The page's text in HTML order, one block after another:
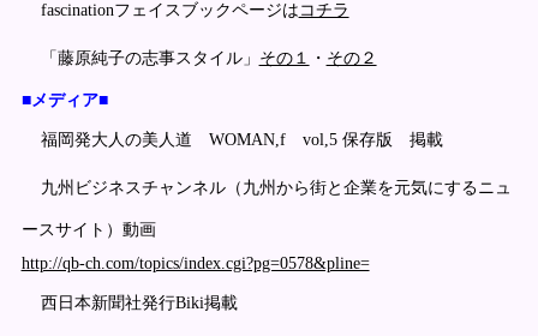
fascinationフェイスブックページは コチラ
「藤原純子の志事スタイル」 その１ ・ その２
■メディア■
福岡発大人の美人道 WOMAN,f vol,5 保存版 掲載
九州ビジネスチャンネル（九州から街と企業を元気にするニュ
ースサイト）動画
http://qb-ch.com/topics/index.cgi?pg=0578&pline=
西日本新聞社発行Biki掲載